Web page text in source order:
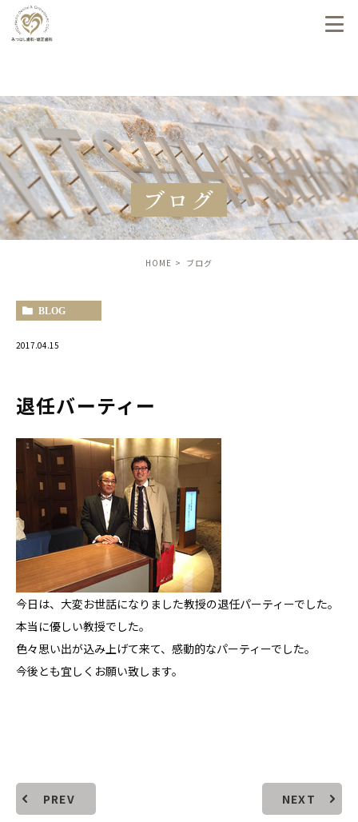
ブログ
HOME ブログ
BLOG
2017.04.15
退任バーティー
今日は、大変お世話になりました教授の退任パーティーでした。
本当に優しい教授でした。
色々思い出が込み上げて来て、感動的なパーティーでした。
今後とも宜しくお願い致します。
PREV NEXT